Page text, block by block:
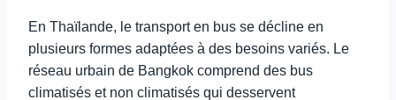
En Thaïlande, le transport en bus se décline en
plusieurs formes adaptées à des besoins variés. Le
réseau urbain de Bangkok comprend des bus
climatisés et non climatisés qui desservent